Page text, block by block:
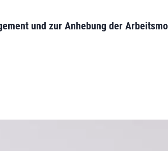
und zur Anhebung der